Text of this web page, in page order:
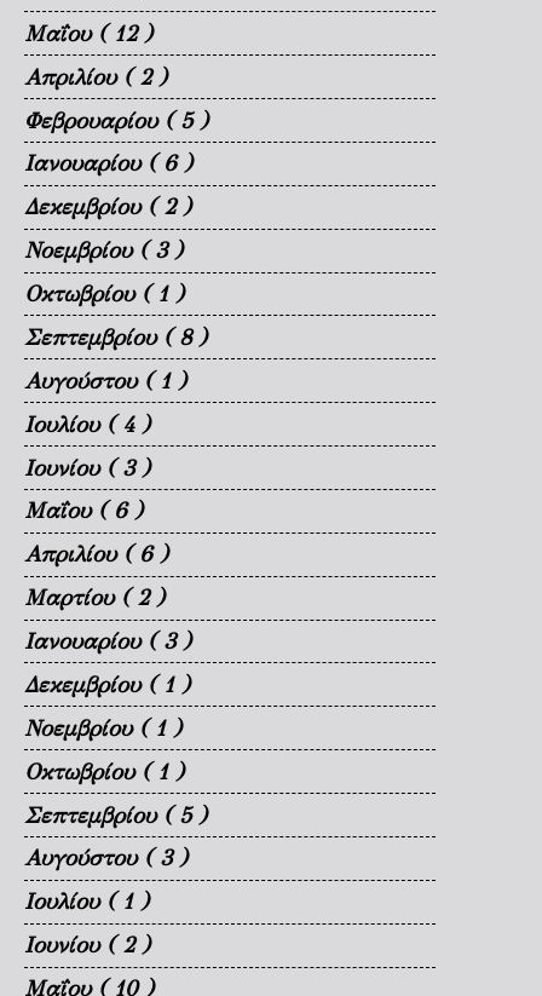
Μαΐου ( 12 )
Απριλίου ( 2 )
Φεβρουαρίου ( 5 )
Ιανουαρίου ( 6 )
Δεκεμβρίου ( 2 )
Νοεμβρίου ( 3 )
Οκτωβρίου ( 1 )
Σεπτεμβρίου ( 8 )
Αυγούστου ( 1 )
Ιουλίου ( 4 )
Ιουνίου ( 3 )
Μαΐου ( 6 )
Απριλίου ( 6 )
Μαρτίου ( 2 )
Ιανουαρίου ( 3 )
Δεκεμβρίου ( 1 )
Νοεμβρίου ( 1 )
Οκτωβρίου ( 1 )
Σεπτεμβρίου ( 5 )
Αυγούστου ( 3 )
Ιουλίου ( 1 )
Ιουνίου ( 2 )
Μαΐου ( 10 )